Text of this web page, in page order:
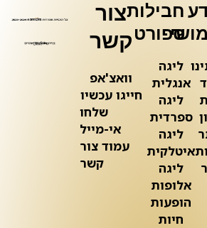
חבילות
ספורט
ליגה
אנגלית
ליגה
ספרדית
ליגה
איטלקית
ליגה
אלופות
הופעות
חיות
צור
קשר
וואצ'אפ
חייגו עכשיו
שלחו
אי-מייל
עמוד צור
קשר